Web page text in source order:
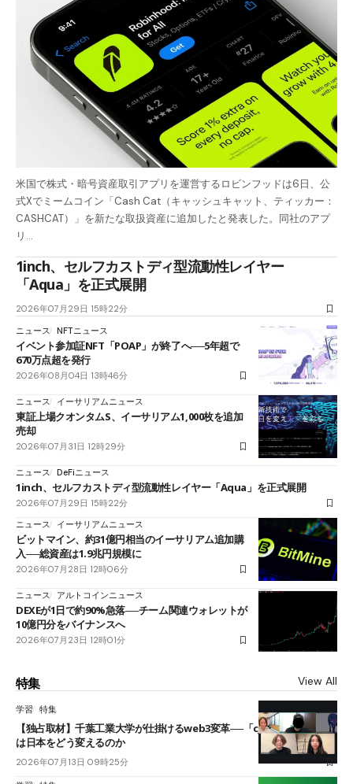
米国で株式・暗号資産取引アプリを運営するロビンフッドは6日、公
式Xでミームコイン「Cash Cat（キャッシュキャット、ティッカー：
CASHCAT）」を新たな取扱資産に追加したと発表した。同社のアプ
リ…
1inch、セルフカストディ型流動性レイヤー
「Aqua」を正式展開
2026年07月29日 15時22分
ニュース NFTニュース
イベント参加証NFT「POAP」が終了へ──5年超で
670万点超を発行
2026年08月04日 13時46分
ニュース イーサリアムニュース
東証上場クオンタムS、イーサリアム1,000枚を追加
売却
2026年07月31日 12時29分
ニュース DeFiニュース
1inch、セルフカストディ型流動性レイヤー「Aqua」を正式展開
2026年07月29日 15時22分
ニュース
イーサリアムニュース
ビットマイン、約31億円相当のイーサリアム追加購
入──総資産は1.9兆円規模に
2026年07月28日 12時06分
ニュース アルトコインニュース
DEXEが1日で約90%急落──チーム関連ウォレットが
10億円分をバイナンスへ
2026年07月23日 12時01分
特集 View All
学習 特集
【独占取材】千葉工業大学が仕掛けるweb3変革──「cJPY」とAIの融合
は日本をどう変えるのか
2026年07月13日 09時25分